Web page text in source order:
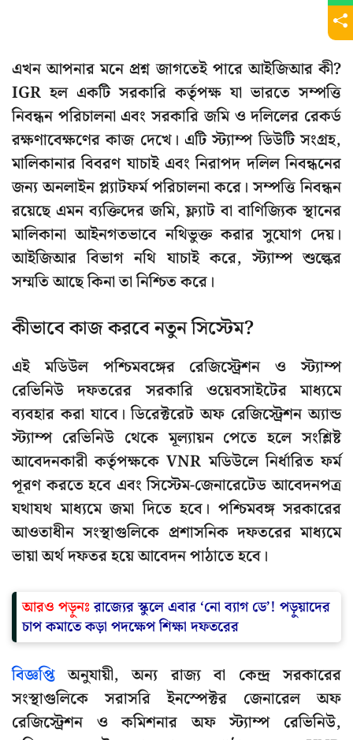
এখন আপনার মনে প্রশ্ন জাগতেই পারে আইজিআর কী?
IGR হল একটি সরকারি কর্তৃপক্ষ যা ভারতে সম্পত্তি
নিবন্ধন পরিচালনা এবং সরকারি জমি ও দলিলের রেকর্ড
রক্ষণাবেক্ষণের কাজ দেখে। এটি স্ট্যাম্প ডিউটি ​​সংগ্রহ,
মালিকানার বিবরণ যাচাই এবং নিরাপদ দলিল নিবন্ধনের
জন্য অনলাইন প্ল্যাটফর্ম পরিচালনা করে। সম্পত্তি নিবন্ধন
রয়েছে এমন ব্যক্তিদের জমি, ফ্ল্যাট বা বাণিজ্যিক স্থানের
মালিকানা আইনগতভাবে নথিভুক্ত করার সুযোগ দেয়।
আইজিআর বিভাগ নথি যাচাই করে, স্ট্যাম্প শুল্কের
সম্মতি আছে কিনা তা নিশ্চিত করে।
কীভাবে কাজ করবে নতুন সিস্টেম?
এই মডিউল পশ্চিমবঙ্গের রেজিস্ট্রেশন ও স্ট্যাম্প
রেভিনিউ দফতরের সরকারি ওয়েবসাইটের মাধ্যমে
ব্যবহার করা যাবে। ডিরেক্টরেট অফ রেজিস্ট্রেশন অ্যান্ড
স্ট্যাম্প রেভিনিউ থেকে মূল্যায়ন পেতে হলে সংশ্লিষ্ট
আবেদনকারী কর্তৃপক্ষকে VNR মডিউলে নির্ধারিত ফর্ম
পূরণ করতে হবে এবং সিস্টেম-জেনারেটেড আবেদনপত্র
যথাযথ মাধ্যমে জমা দিতে হবে। পশ্চিমবঙ্গ সরকারের
আওতাধীন সংস্থাগুলিকে প্রশাসনিক দফতরের মাধ্যমে
ভায়া অর্থ দফতর হয়ে আবেদন পাঠাতে হবে।
আরও পড়ুনঃরাজ্যের স্কুলে এবার ‘নো ব্যাগ ডে’! পড়ুয়াদের
চাপ কমাতে কড়া পদক্ষেপ শিক্ষা দফতরের
বিজ্ঞপ্তিঅনুযায়ী, অন্য রাজ্য বা কেন্দ্র সরকারের
সংস্থাগুলিকে সরাসরি ইনস্পেক্টর জেনারেল অফ
রেজিস্ট্রেশন ও কমিশনার অফ স্ট্যাম্প রেভিনিউ,